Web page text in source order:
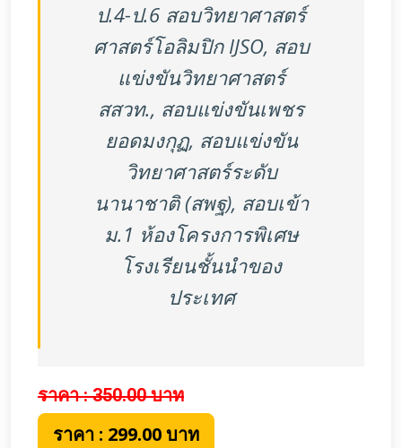
ป.4-ป.6 สอบวิทยาศาสตร์
ศาสตร์โอลิมปิก IJSO, สอบ
แข่งขันวิทยาศาสตร์
สสวท., สอบแข่งขันเพชร
ยอดมงกุฏ, สอบแข่งขัน
วิทยาศาสตร์ระดับ
นานาชาติ (สพฐ), สอบเข้า
ม.1 ห้องโครงการพิเศษ
โรงเรียนชั้นนำของ
ประเทศ
ราคา : 350.00บาท
ราคา : 299.00 บาท